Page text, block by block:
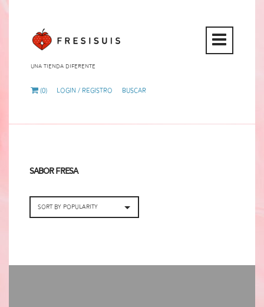
Una tienda diferente
Open
(0) Login / Registro Buscar
Sabor Fresa